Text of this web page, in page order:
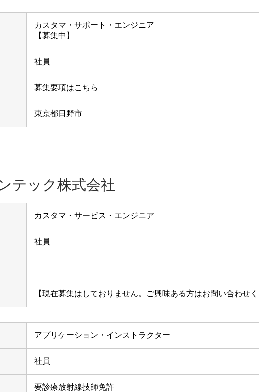
カスタマ・サポート・エンジニア
【募集中】
社員
募集要項はこちら
東京都日野市
テック株式会社
カスタマ・サービス・エンジニア
社員
【現在募集はしておりません。ご興味ある方はお問い合わせ
アプリケーション・インストラクター
社員
要診療放射線技師免許